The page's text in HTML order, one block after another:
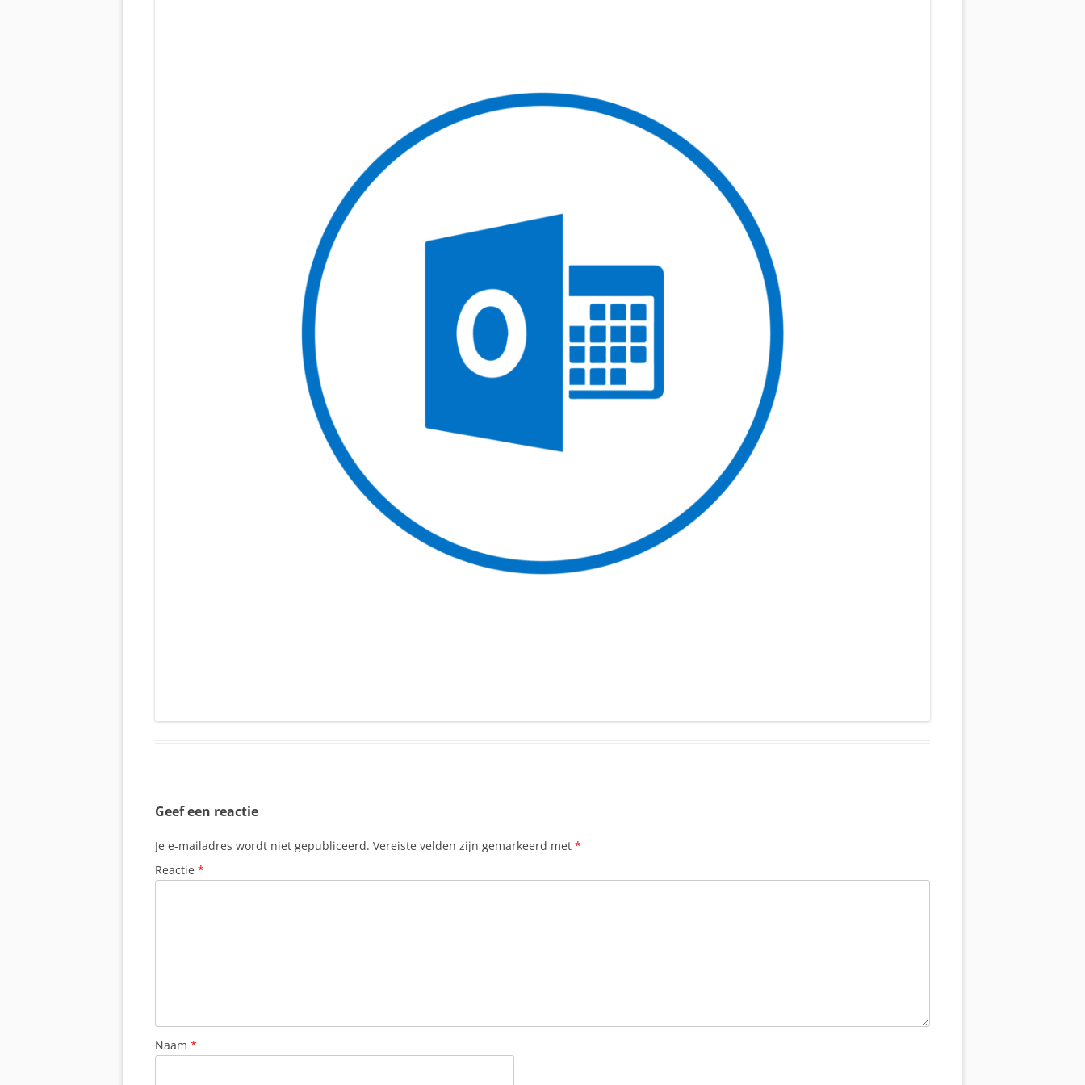
Geef een reactie
Je e-mailadres wordt niet gepubliceerd. Vereiste velden zijn gemarkeerd met *
Reactie *
Naam *